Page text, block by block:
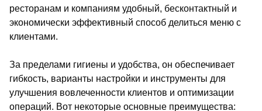
ресторанам и компаниям удобный, бесконтактный и
экономически эффективный способ делиться меню с
клиентами.
За пределами гигиены и удобства, он обеспечивает
гибкость, варианты настройки и инструменты для
улучшения вовлеченности клиентов и оптимизации
операций. Вот некоторые основные преимущества: